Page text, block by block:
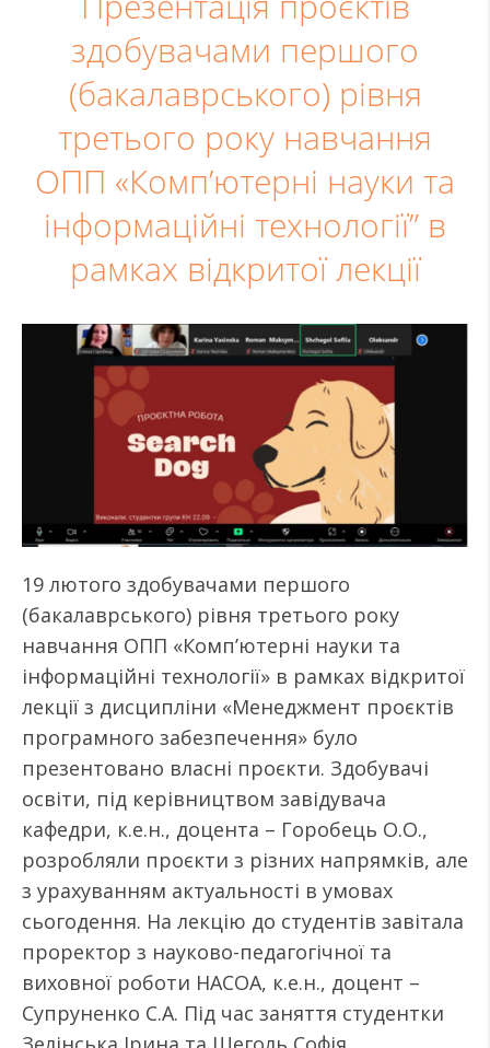
здобувачами першого
(бакалаврського) рівня
третього року навчання
ОПП «Комп’ютерні науки та
інформаційні технології” в
рамках відкритої лекції
19 лютого здобувачами першого
(бакалаврського) рівня третього року
навчання ОПП «Комп’ютерні науки та
інформаційні технології» в рамках відкритої
лекції з дисципліни «Менеджмент проєктів
програмного забезпечення» було
презентовано власні проєкти. Здобувачі
освіти, під керівництвом завідувача
кафедри, к.е.н., доцента – Горобець О.О.,
розробляли проєкти з різних напрямків, але
з урахуванням актуальності в умовах
сьогодення. На лекцію до студентів завітала
проректор з науково-педагогічної та
виховної роботи НАСОА, к.е.н., доцент –
Супруненко С.А. Під час заняття студентки